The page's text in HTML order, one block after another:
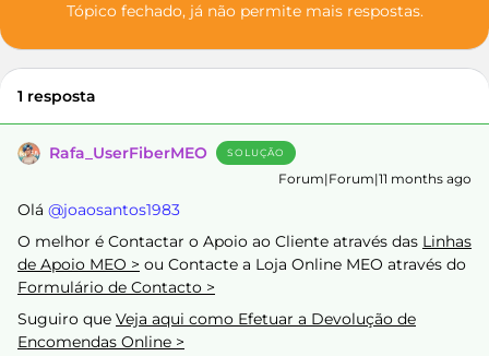
Tópico fechado, já não permite mais respostas.
1 resposta
Rafa_UserFiberMEO SOLUÇÃO
Forum|Forum|11 months ago
Olá ​ @joaosantos1983
O melhor é Contactar o Apoio ao Cliente através das Linhas
de Apoio MEO > ou Contacte a Loja Online MEO através do
Formulário de Contacto >
Suguiro que Veja aqui como Efetuar a Devolução de
Encomendas Online >